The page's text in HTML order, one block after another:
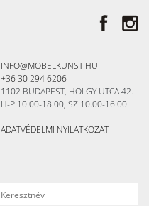
INFO@MOBELKUNST.HU
+36 30 294 6206
1102 BUDAPEST, HÖLGY UTCA 42.
H-P 10.00-18.00, SZ 10.00-16.00
ADATVÉDELMI NYILATKOZAT